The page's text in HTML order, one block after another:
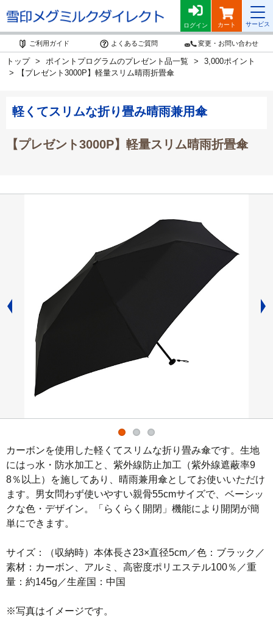
ログイン カート サービス
ご利用ガイド よくあるご質問 変更・お問い合わせ
トップ ポイントプログラムのプレゼント品一覧
3,000ポイント
【プレゼント3000P】軽量スリム晴雨折畳傘
軽くてスリムな折り畳み晴雨兼用傘
【プレゼント3000P】軽量スリム晴雨折畳傘
カーボンを使用した軽くてスリムな折り畳み傘です。生地
にはっ水・防水加工と、紫外線防止加工（紫外線遮蔽率9
8％以上）を施してあり、晴雨兼用傘としてお使いいただけ
ます。男女問わず使いやすい親骨55cmサイズで、ベーシッ
クな色・デザイン。「らくらく開閉」機能により開閉が簡
単にできます。
サイズ：（収納時）本体長さ23×直径5cm／色：ブラック／
素材：カーボン、アルミ、高密度ポリエステル100％／重
量：約145g／生産国：中国
※写真はイメージです。